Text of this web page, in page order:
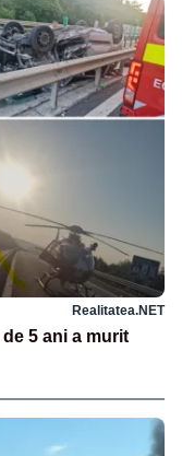
Realitatea.NET
5 ani a murit